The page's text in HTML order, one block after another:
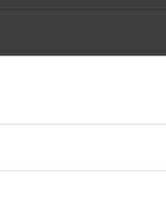
1924 i fins fa relativament
400, 1100 i 3000 es
es va iniciar durant el
que alguns dels
s’han fet reparacions
la il·luminació a les
teníen quan van deixar